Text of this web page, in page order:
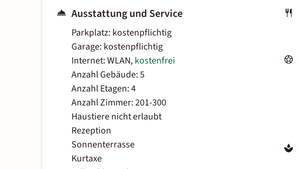
Ausstattung und Service
Parkplatz: kostenpflichtig
Garage: kostenpflichtig
Internet: WLAN,kostenfrei
Anzahl Gebäude: 5
Anzahl Etagen: 4
Anzahl Zimmer: 201-300
Haustiere nicht erlaubt
Rezeption
Sonnenterrasse
Kurtaxe